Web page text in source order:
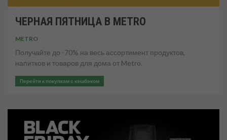
ЧЕРНАЯ ПЯТНИЦА В METRO
METRO
Получайте до -70% на весь ассортимент продуктов,
напитков и товаров для дома от Metro.
Перейти к покупкам с кэшбэком